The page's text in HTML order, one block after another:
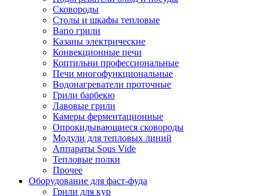
Сковороды
Столы и шкафы тепловые
Вапо грили
Казаны электрические
Конвекционные печи
Коптильни профессиональные
Печи многофункциональные
Водонагреватели проточные
Грили барбекю
Лавовые грили
Камеры ферментационные
Опрокидывающиеся сковороды
Модули для тепловых линий
Аппараты Sous Vide
Тепловые полки
Прочее
Оборудование для фаст-фуда
Грили для кур